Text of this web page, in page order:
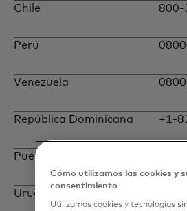
Chile 800-
Perú
Venezuela
República Dominicana +1-
Puerto Rico
Uruguay
Cómo utilizamos las cookies y
consentimiento
Utilizamos cookies y tecnologías